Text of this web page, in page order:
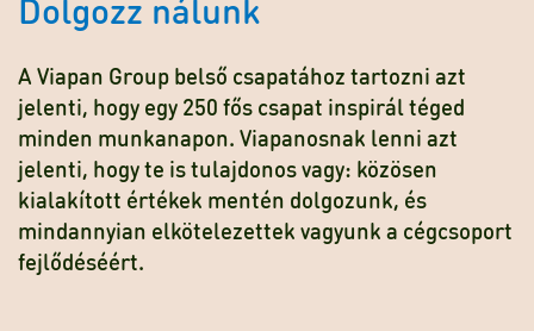
Dolgozz nálunk
A Viapan Group belső csapatához tartozni azt
jelenti, hogy egy 250 fős csapat inspirál téged
minden munkanapon. Viapanosnak lenni azt
jelenti, hogy te is tulajdonos vagy: közösen
kialakított értékek mentén dolgozunk, és
mindannyian elkötelezettek vagyunk a cégcsoport
fejlődéséért.